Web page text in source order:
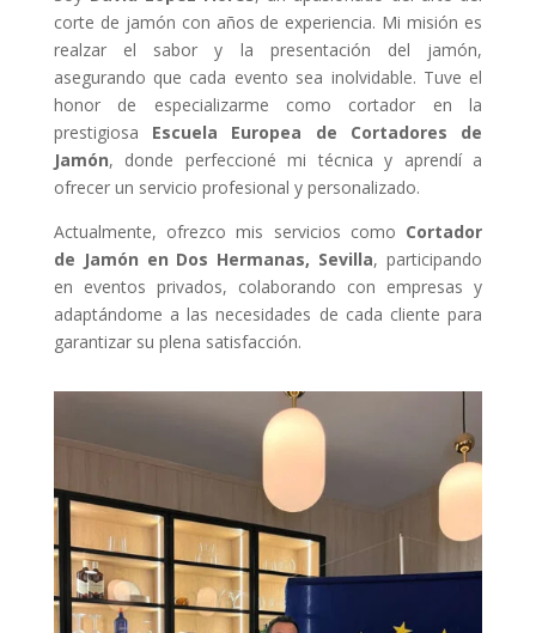
corte de jamón con años de experiencia. Mi misión es
realzar el sabor y la presentación del jamón,
asegurando que cada evento sea inolvidable. Tuve el
honor de especializarme como cortador en la
prestigiosa Escuela Europea de Cortadores de
Jamón, donde perfeccioné mi técnica y aprendí a
ofrecer un servicio profesional y personalizado.
Actualmente, ofrezco mis servicios como Cortador
de Jamón en Dos Hermanas, Sevilla, participando
en eventos privados, colaborando con empresas y
adaptándome a las necesidades de cada cliente para
garantizar su plena satisfacción.